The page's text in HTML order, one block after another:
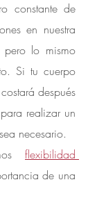
constante de
lo mismo
Si tu cuerpo
después
realizar un
necesario.
flexibilidad
de una